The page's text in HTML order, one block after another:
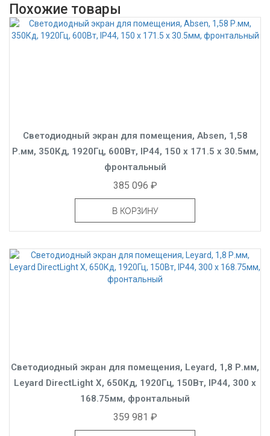
Похожие товары
Светодиодный экран для помещения, Absen, 1,58
Р.мм, 350Кд, 1920Гц, 600Вт, IP44, 150 x 171.5 x 30.5мм,
фронтальный
385 096 ₽
В КОРЗИНУ
Светодиодный экран для помещения, Leyard, 1,8 Р.мм,
Leyard DirectLight X, 650Кд, 1920Гц, 150Вт, IP44, 300 x
168.75мм, фронтальный
359 981 ₽